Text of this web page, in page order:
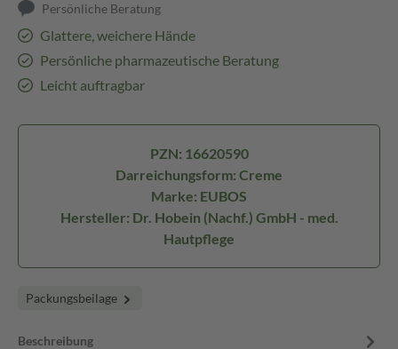
Persönliche Beratung
Glattere, weichere Hände
Persönliche pharmazeutische Beratung
Leicht auftragbar
PZN: 16620590
Darreichungsform: Creme
Marke: EUBOS
Hersteller: Dr. Hobein (Nachf.) GmbH - med.
Hautpflege
Packungsbeilage
Beschreibung